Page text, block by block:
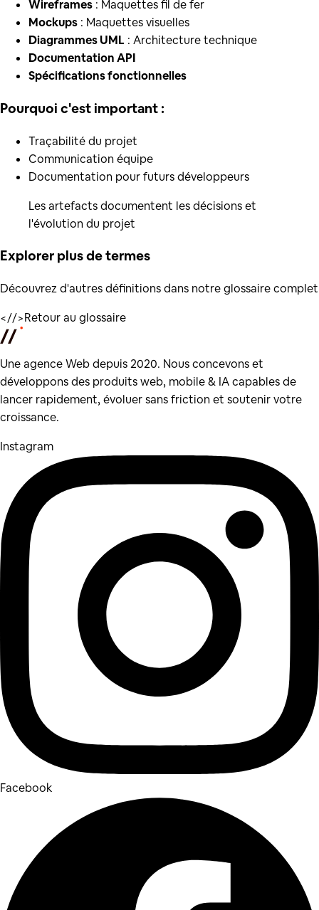
Wireframes : Maquettes fil de fer
Mockups : Maquettes visuelles
Diagrammes UML : Architecture technique
Documentation API
Spécifications fonctionnelles
Pourquoi c'est important :
Traçabilité du projet
Communication équipe
Documentation pour futurs développeurs
Les artefacts documentent les décisions et
l'évolution du projet
Explorer plus determes
Découvrez d'autres définitions dans notre glossaire complet
<//>Retour au glossaire
Une agence Web depuis 2020. Nous concevons et
développons des produits web, mobile & IA capables de
lancer rapidement, évoluer sans friction et soutenir votre
croissance.
Instagram
Facebook